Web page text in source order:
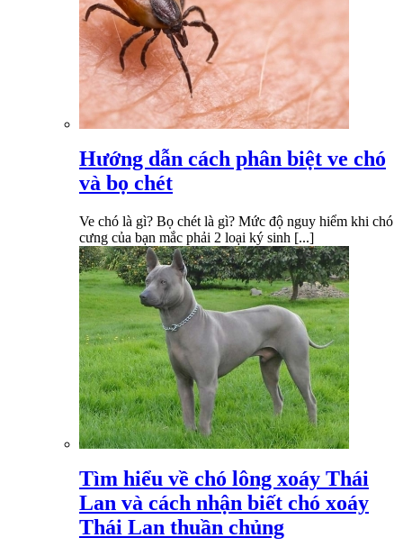
Hướng dẫn cách phân biệt ve chó
và bọ chét
Ve chó là gì? Bọ chét là gì? Mức độ nguy hiểm khi chó
cưng của bạn mắc phải 2 loại ký sinh [...]
Tìm hiểu về chó lông xoáy Thái
Lan và cách nhận biết chó xoáy
Thái Lan thuần chủng